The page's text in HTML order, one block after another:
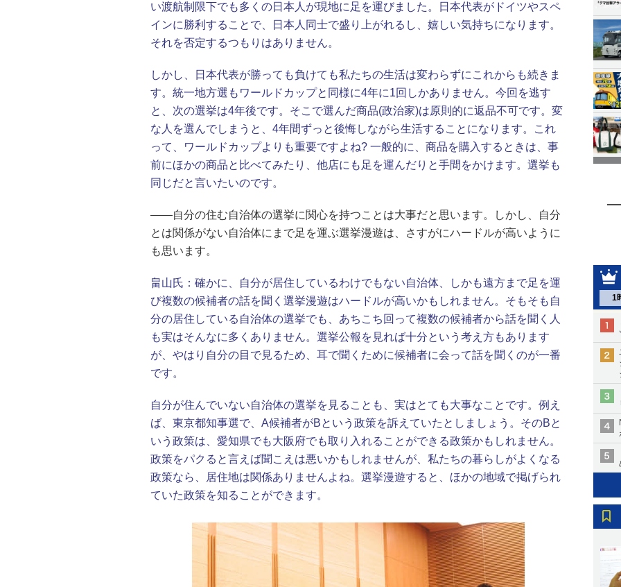
1
い渡航制限下でも多くの日本人が現地に足を運びました。日本代表がドイツやスペ
インに勝利することで、日本人同士で盛り上がれるし、嬉しい気持ちになります。
それを否定するつもりはありません。
しかし、日本代表が勝っても負けても私たちの生活は変わらずにこれからも続きま
す。統一地方選もワールドカップと同様に4年に1回しかありません。今回を逃す
と、次の選挙は4年後です。そこで選んだ商品(政治家)は原則的に返品不可です。変
な人を選んでしまうと、4年間ずっと後悔しながら生活することになります。これ
って、ワールドカップよりも重要ですよね? 一般的に、商品を購入するときは、事
前にほかの商品と比べてみたり、他店にも足を運んだりと手間をかけます。選挙も
同じだと言いたいのです。
――自分の住む自治体の選挙に関心を持つことは大事だと思います。しかし、自分
とは関係がない自治体にまで足を運ぶ選挙漫遊は、さすがにハードルが高いように
も思います。
畠山氏： 確かに、自分が居住しているわけでもない自治体、しかも遠方まで足を運
び複数の候補者の話を聞く選挙漫遊はハードルが高いかもしれません。そもそも自
分の居住している自治体の選挙でも、あちこち回って複数の候補者から話を聞く人
も実はそんなに多くありません。選挙公報を見れば十分という考え方もあります
が、やはり自分の目で見るため、耳で聞くために候補者に会って話を聞くのが一番
です。
自分が住んでいない自治体の選挙を見ることも、実はとても大事なことです。例え
ば、東京都知事選で、A候補者がBという政策を訴えていたとしましょう。そのBと
いう政策は、愛知県でも大阪府でも取り入れることができる政策かもしれません。
政策をパクると言えば聞こえは悪いかもしれませんが、私たちの暮らしがよくなる
政策なら、居住地は関係ありませんよね。選挙漫遊すると、ほかの地域で掲げられ
ていた政策を知ることができます。